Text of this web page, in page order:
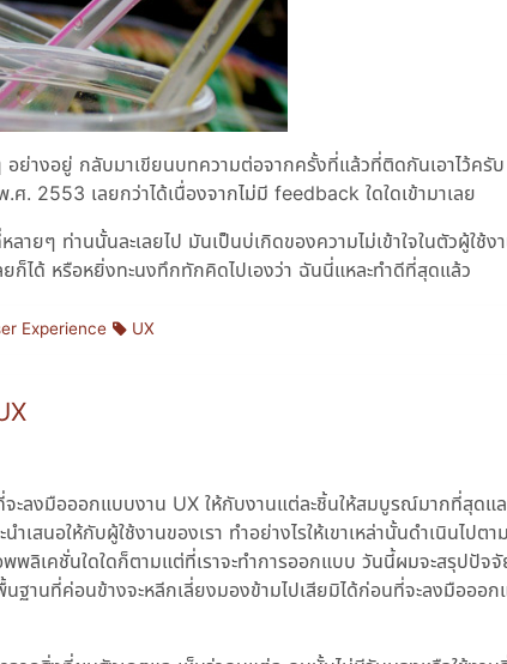
อย่างอยู่ กลับมาเขียนบทความต่อจากครั้งที่แล้วที่ติดกันเอาไว้ครั
2553 เลยกว่าได้เนื่องจากไม่มี feedback ใดใดเข้ามาเลย
ายๆ ท่านนั้นละเลยไป มันเป็นบ่เกิดของความไม่เข้าใจในตัวผู้ใช้ง
ยก็ได้ หรือหยิ่งทะนงทึกทักคิดไปเองว่า ฉันนี่แหละทำดีที่สุดแล้ว
Experience UX
ะลงมือออกแบบงาน UX ให้กับงานแต่ละชิ้นให้สมบูรณ์มากที่สุดแ
สนอให้กับผู้ใช้งานของเรา ทำอย่างไรให้เขาเหล่านั้นดำเนินไปตา
พพลิเคชั่นใดใดก็ตามแต่ที่เราจะทำการออกแบบ วันนี้ผมจะสรุปปัจ
านที่ค่อนข้างจะหลีกเลี่ยงมองข้ามไปเสียมิได้ก่อนที่จะลงมือออก